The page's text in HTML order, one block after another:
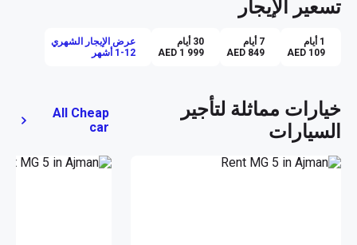
تسعير الإيجار
1 أيام
AED 109
7 أيام
AED 849
30 أيام
AED 1 999
عرض الإيجار الشهري
1-12 أشهر
خيارات مماثلة لتأجير
السيارات
All Cheap
car